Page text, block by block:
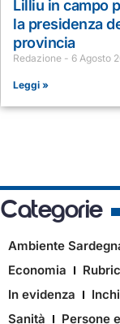
Lilliu in campo
la presidenza
provincia
Redazione 6 Agosto
Leggi »
Categorie
Ambiente
Economia
In evidenza
Sanità
Persone